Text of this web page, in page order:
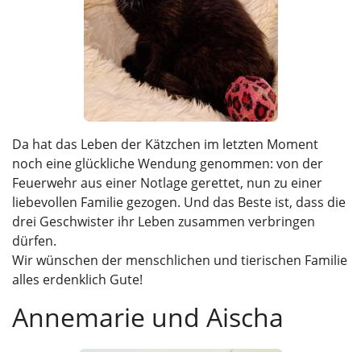
Da hat das Leben der Kätzchen im letzten Moment
noch eine glückliche Wendung genommen: von der
Feuerwehr aus einer Notlage gerettet, nun zu einer
liebevollen Familie gezogen. Und das Beste ist, dass die
drei Geschwister ihr Leben zusammen verbringen
dürfen.
Wir wünschen der menschlichen und tierischen Familie
alles erdenklich Gute!
Annemarie und Aischa